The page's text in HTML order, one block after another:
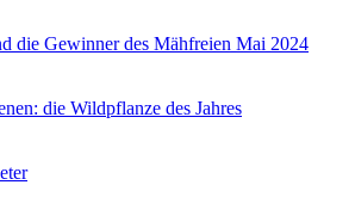
die Gewinner des Mähfreien Mai 2024
die Wildpflanze des Jahres